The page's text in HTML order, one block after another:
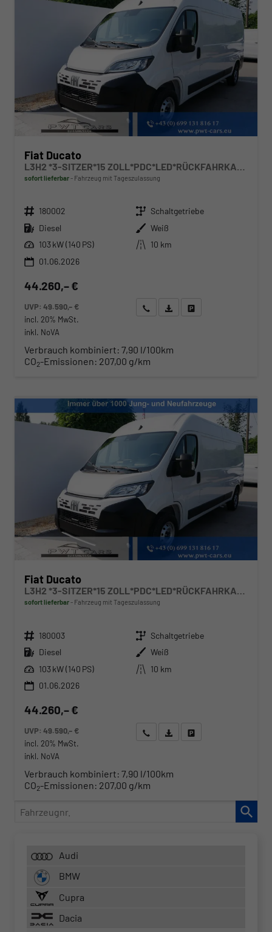
Fiat Ducato
sofort lieferbar Fahrzeug mit Tageszulassung
Fahrzeugnr. 180002 Getriebe Schaltgetriebe
Kraftstoff Diesel Außenfarbe Weiß
Leistung 103 kW (140 PS) Kilometerstand
10 km
01.06.2026
44.260,– €
UVP:49.590,– €
incl. 20% MwSt.
inkl. NoVA
Wir rufen Sie anAngebot drucken (PDF)
Verbrauch kombiniert: 7,90 l/100km
CO2-Emissionen: 207,00 g/km
Fiat Ducato
L3H2 *3-SITZER*15 ZOLL*PDC*LED*RÜCKFAHRKAMERA*DAB*KLIMA*HECKTÜRE 260°*
sofort lieferbar Fahrzeug mit Tageszulassung
Fahrzeugnr. 180003 Getriebe Schaltgetriebe
Kraftstoff Diesel Außenfarbe Weiß
Leistung 103 kW (140 PS) Kilometerstand
10 km
01.06.2026
44.260,– €
UVP:49.590,– €
incl. 20% MwSt.
inkl. NoVA
Wir rufen Sie anAngebot drucken (PDF)
Verbrauch kombiniert: 7,90 l/100km
CO2-Emissionen: 207,00 g/km
Fahrzeugnr.
Audi
BMW
Cupra
Dacia